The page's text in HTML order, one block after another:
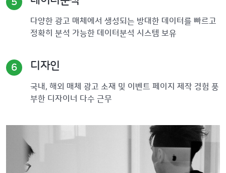
다양한 광고 매체에서 생성되는 방대한 데이터를 빠르고
정확히 분석 가능한 데이터분석 시스템 보유
6 디자인
국내, 해외 매체 광고 소재 및 이벤트 페이지 제작 경험 풍
부한 디자이너 다수 근무